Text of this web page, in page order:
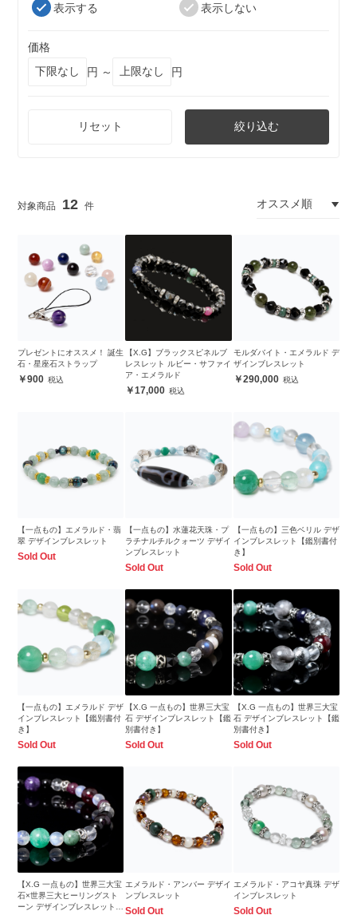
表示する
表示しない
価格
円 ～
円
リセット 絞り込む
12
プレゼントにオススメ！ 誕生
石・星座石ストラップ
900
【X.G】ブラックスピネルブ
レスレット ルビー・サファイ
ア・エメラルド
17,000
モルダバイト・エメラルド デ
ザインブレスレット
290,000
【一点もの】エメラルド・翡
翠 デザインブレスレット
Sold Out
【一点もの】水蓮花天珠・プ
ラチナルチルクォーツ デザイ
ンブレスレット
Sold Out
【一点もの】三色ベリル デザ
インブレスレット【鑑別書付
き】
Sold Out
【一点もの】エメラルド デザ
インブレスレット【鑑別書付
き】
Sold Out
【X.G 一点もの】世界三大宝
石 デザインブレスレット【鑑
別書付き】
Sold Out
【X.G 一点もの】世界三大宝
石 デザインブレスレット【鑑
別書付き】
Sold Out
【X.G 一点もの】世界三大宝
石×世界三大ヒーリングスト
ーン デザインブレスレット
エメラルド・アンバー デザイ
ンブレスレット
Sold Out
エメラルド・アコヤ真珠 デザ
インブレスレット
Sold Out